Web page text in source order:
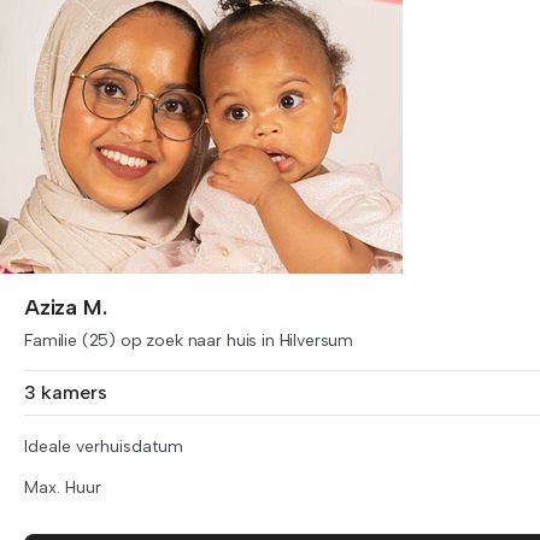
Aziza M.
Familie (25) op zoek naar huis in Hilversum
3 kamers
Ideale verhuisdatum
Max. Huur